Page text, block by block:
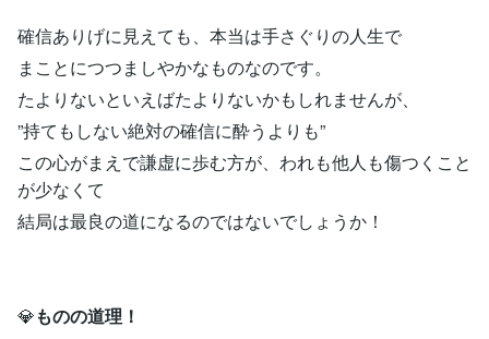
確信ありげに見えても、本当は手さぐりの人生で
まことにつつましやかなものなのです。
たよりないといえばたよりないかもしれませんが、
”持てもしない絶対の確信に酔うよりも”
この心がまえで謙虚に歩む方が、われも他人も傷つくこと
が少なくて
結局は最良の道になるのではないでしょうか！
💎ものの道理！